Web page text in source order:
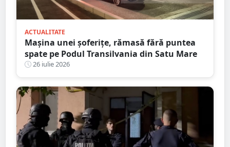
ACTUALITATE
Mașina unei șoferițe, rămasă fără puntea
spate pe Podul Transilvania din Satu Mare
26 iulie 2026